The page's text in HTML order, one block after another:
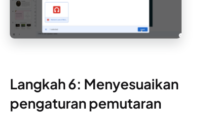
Langkah 6: Menyesuaikan
pengaturan pemutaran